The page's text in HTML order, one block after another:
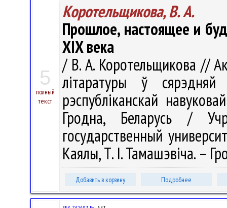
5
полный
текст
Коротельщикова, В. А.
Прошлое, настоящее и
XIX века
/ В. А. Коротельщикова //
літаратуры ў
рэспубліканскай
Гродна, Беларусь /
государственный
Каялы, Т. І. Тамашэвіча. –
Добавить в корзину Подробнее